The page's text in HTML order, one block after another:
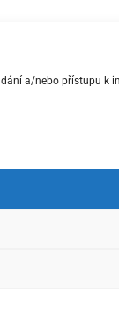
a/nebo přístupu